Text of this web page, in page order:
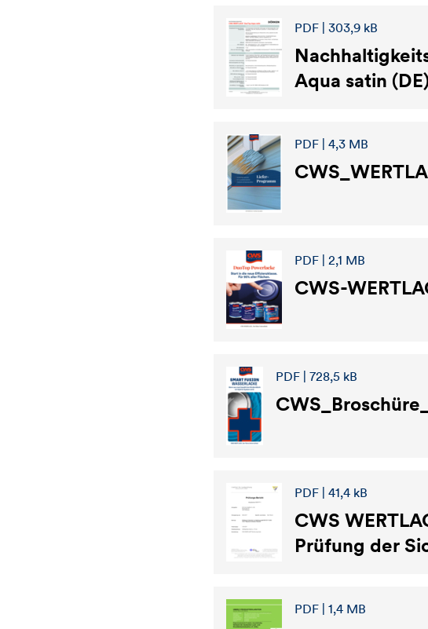
PDF | 303,9 kB
Aqua satin
PDF | 4,3 MB
PDF | 2,1 MB
CWS-
PDF | 728,5 kB
PDF | 41,4 kB
CWS
Prüfung der
PDF | 1,4 MB